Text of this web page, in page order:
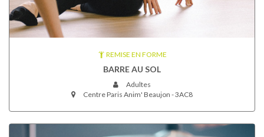
REMISE EN FORME
BARRE AU SOL
Adultes
Centre Paris Anim' Beaujon - 3AC8